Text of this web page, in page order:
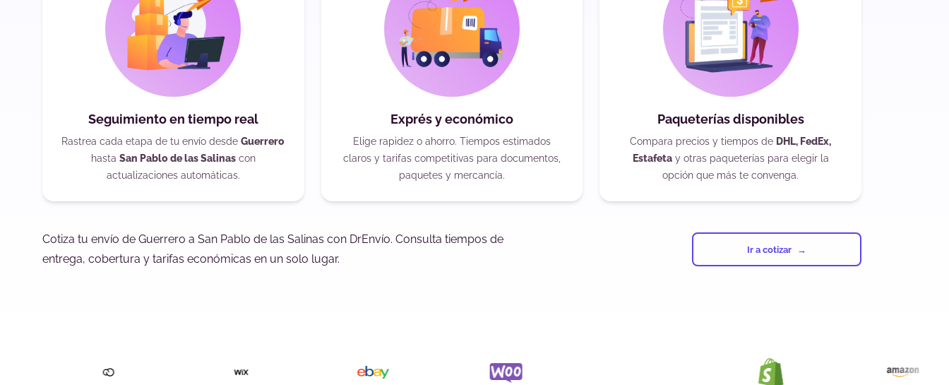
Seguimiento en tiempo real
Rastrea cada etapa de tu envío desdeGuerrero
hasta San Pablo de las Salinascon
actualizaciones automáticas.
Exprés y económico
Elige rapidez o ahorro. Tiempos estimados
claros y tarifas competitivas para documentos,
paquetes y mercancía.
Paqueterías disponibles
Compara precios y tiempos de DHL, FedEx,
Estafetay otras paqueterías para elegir la
opción que más te convenga.
Cotiza tu envío de Guerrero a San Pablo de las Salinas con DrEnvío. Consulta tiempos de
entrega, cobertura y tarifas económicas en un solo lugar.
Ir a cotizar